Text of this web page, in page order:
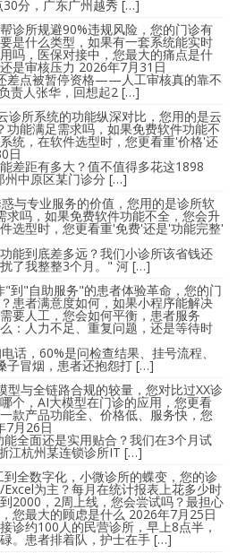
分，广东广州越秀 […]
诊所规避90%违规风险，您的门诊有
是什么类型，如果有一套系统能实时
吗，医保对接中，您最大的痛点是什
是审核压力 2026年7月31日
差点被暂停资格——人工审核真的靠不
责人张华，回想起2 […]
诊所系统的功能纵深对比，您用的是云
功能满足需求吗，如果免费软件功能不
统，在软件选型时，您更看重'价格'还
日
差距有多大？值不值得多花这1898
州中原区某门诊分 […]
与专业服务的价值，您用的是诊所软
求吗，如果免费软件功能不全，您会升
选型时，您更看重'免费'还是'功能完整'
能到底差多远？我们小诊所该省钱还
了我整整3个月。" 河 […]
到"自助服务"的患者体验革命，您的门
患者满意度如何，如果小程序能解决
要人工，您会如何平衡，患者服务
：人力不足、重复问题，还是等待时
话，60%是问检查结果、挂号流程、
子冒烟，患者还抱怨打 […]
型与全链路合规的较量，您对比过XX诊
个，AI大模型在门诊的应用，您更看
款产品功能全、价格低、服务快，您
7月26日
全面还是实用贴合？我们在3个月试
江杭州某连锁诊所IT […]
全数字化，小微诊所的蝶变，您的诊
为主？每月在统计报表上花多少时
2000，2周上线，您会尝试吗？最担心
您最大的顾虑是什么 2026年7月25日
诊约100人的民营诊所，早上8点半，
。患者排着队，护士在手 […]